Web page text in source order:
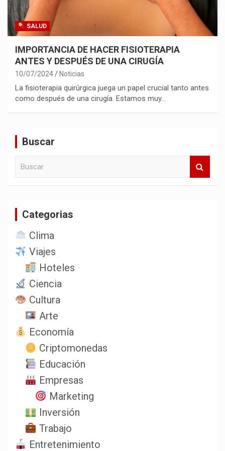
SALUD
IMPORTANCIA DE HACER FISIOTERAPIA
ANTES Y DESPUÉS DE UNA CIRUGÍA
10/07/2024 Noticias
La fisioterapia quirúrgica juega un papel crucial tanto antes
como después de una cirugía. Estamos muy…
Buscar
Categorias
Clima
Viajes
Hoteles
Ciencia
Cultura
Arte
Economía
Criptomonedas
Educación
Empresas
Marketing
Inversión
Trabajo
Entretenimiento